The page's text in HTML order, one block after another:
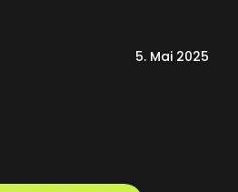
5. Mai 2025